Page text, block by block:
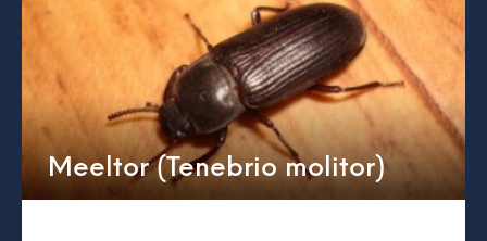
Meeltor (Tenebrio molitor)